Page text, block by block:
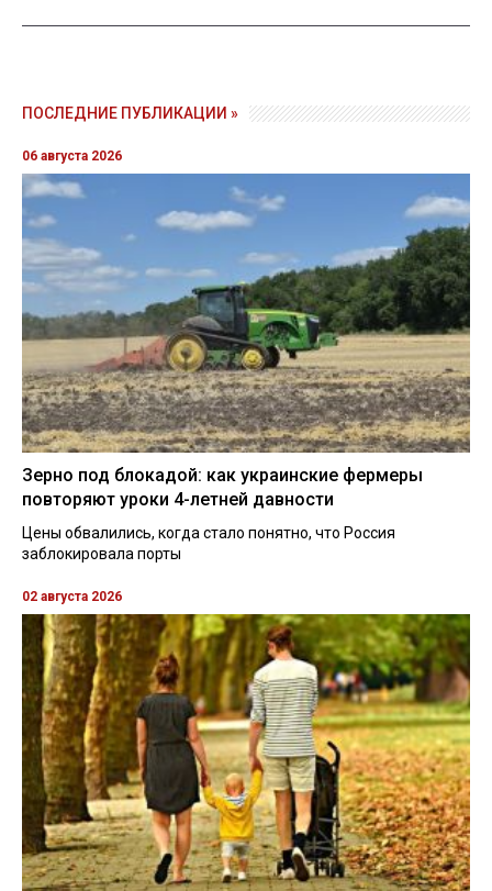
ПОСЛЕДНИЕ ПУБЛИКАЦИИ »
06 августа 2026
Зерно под блокадой: как украинские фермеры
повторяют уроки 4-летней давности
Цены обвалились, когда стало понятно, что Россия
заблокировала порты
02 августа 2026